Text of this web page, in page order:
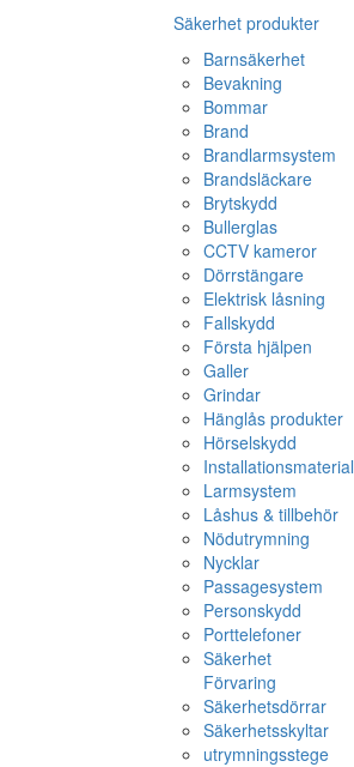
Säkerhet produkter
Barnsäkerhet
Bevakning
Bommar
Brand
Brandlarmsystem
Brandsläckare
Brytskydd
Bullerglas
CCTV kameror
Dörrstängare
Elektrisk låsning
Fallskydd
Första hjälpen
Galler
Grindar
Hänglås produkter
Hörselskydd
Installationsmaterial
Larmsystem
Låshus & tillbehör
Nödutrymning
Nycklar
Passagesystem
Personskydd
Porttelefoner
Säkerhet
Förvaring
Säkerhetsdörrar
Säkerhetsskyltar
utrymningsstege